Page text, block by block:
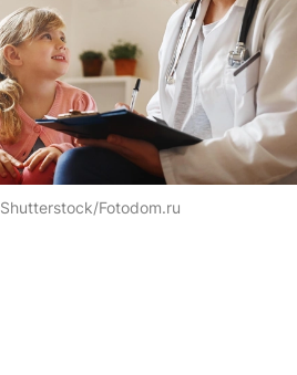
Shutterstock/Fotodom.ru